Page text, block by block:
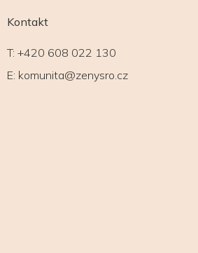
Kontakt
T: +420 608 022 130
E: komunita@zenysro.cz